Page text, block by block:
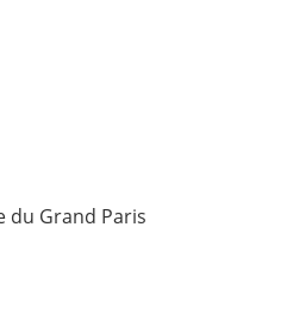
du Grand Paris